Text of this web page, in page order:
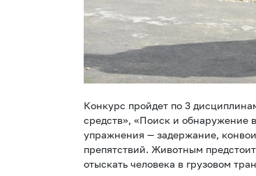
Конкурс пройдет по 3
средств», «Поиск и обнаружение
упражнения — задержание,
препятствий. Животным
отыскать человека в грузовом